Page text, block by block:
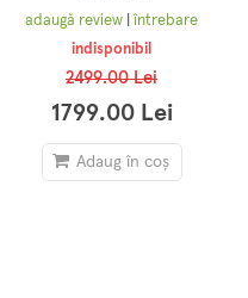
LHR
adaugă review |întrebare
indisponibil
2499.00 Lei
1799.00 Lei
Adaug în coș